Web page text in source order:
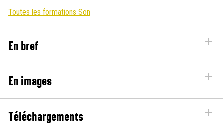
Toutes les formations Son
En bref
En images
Téléchargements